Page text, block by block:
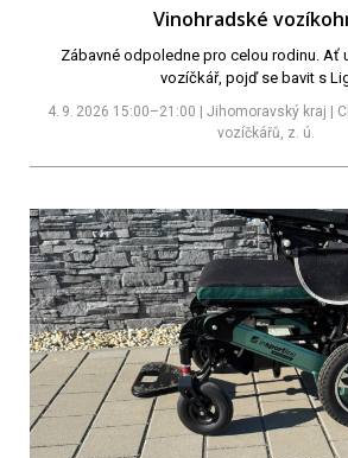
Vinohradské
Zábavné odpoledne pro celou rodinu. Ať
vozíčkář, pojď se bavit s
4. 9. 2026 15:00–21:00 | Jihomoravský kraj |
vozíčkářů, z. ú.